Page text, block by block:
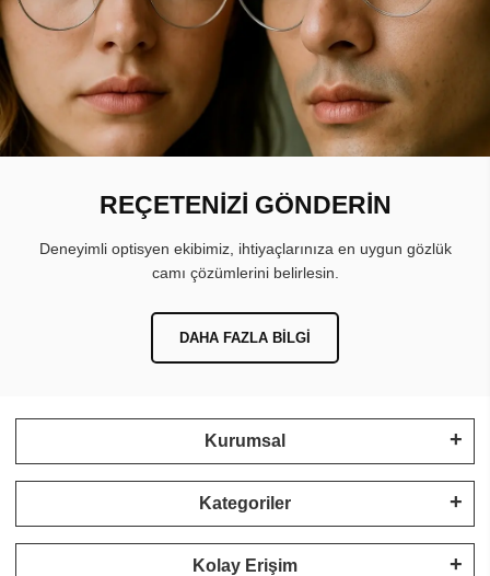
REÇETENİZİ GÖNDERİN
Deneyimli optisyen ekibimiz, ihtiyaçlarınıza en uygun gözlük
camı çözümlerini belirlesin.
DAHA FAZLA BILGI
Kurumsal
Kategoriler
Kolay Erişim